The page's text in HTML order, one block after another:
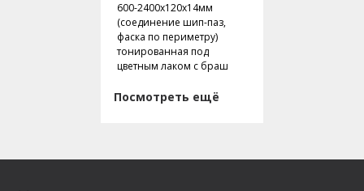
600-2400х120х14мм
(соединение шип-паз,
фаска по периметру)
тонированная под
цветным лаком с браш
Посмотреть ещё